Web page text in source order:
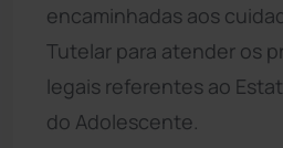
encaminhadas aos
Tutelar para atender os
legais referentes ao
do Adolescente.